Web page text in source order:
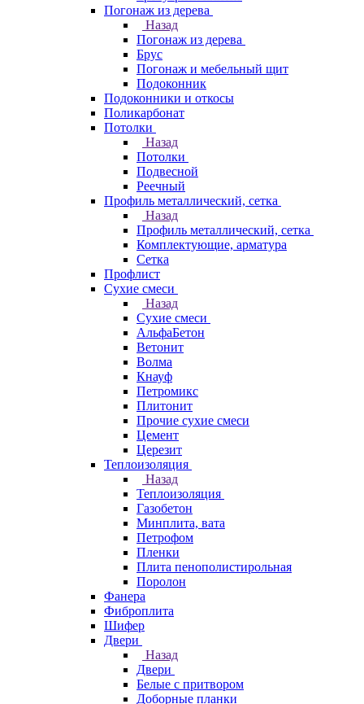
Погонаж из дерева
Назад
Погонаж из дерева
Брус
Погонаж и мебельный щит
Подоконник
Подоконники и откосы
Поликарбонат
Потолки
Назад
Потолки
Подвесной
Реечный
Профиль металлический, сетка
Назад
Профиль металлический, сетка
Комплектующие, арматура
Сетка
Профлист
Сухие смеси
Назад
Сухие смеси
АльфаБетон
Ветонит
Волма
Кнауф
Петромикс
Плитонит
Прочие сухие смеси
Цемент
Церезит
Теплоизоляция
Назад
Теплоизоляция
Газобетон
Минплита, вата
Петрофом
Пленки
Плита пенополистирольная
Поролон
Фанера
Фиброплита
Шифер
Двери
Назад
Двери
Белые с притвором
Доборные планки